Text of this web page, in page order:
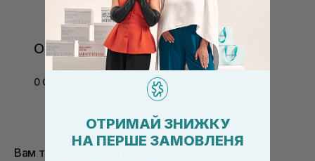
Отзывы
0 Отзывов
Вам также понравится
ОТРИМАЙ ЗНИЖКУ
НА ПЕРШЕ ЗАМОВЛЕНЯ